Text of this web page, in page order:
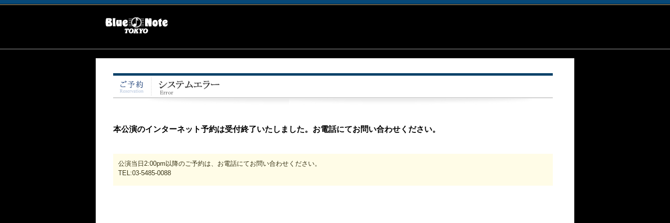
本公演のインターネット予約は受付終了いたしました。お電話にてお問い合わせください。
公演当日2:00pm以降のご予約は、お電話にてお問い合わせください。
TEL:03-5485-0088